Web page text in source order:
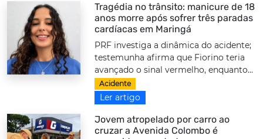
Tragédia no trânsito: manicure de 18
anos morre após sofrer três paradas
cardíacas em Maringá
PRF investiga a dinâmica do acidente;
testemunha afirma que Fiorino teria
avançado o sinal vermelho, enquanto...
Acidente
Ler artigo
Jovem atropelado por carro ao
cruzar a Avenida Colombo é